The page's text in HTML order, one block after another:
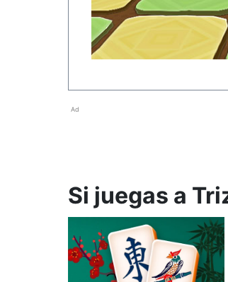
Ad
Si juegas a